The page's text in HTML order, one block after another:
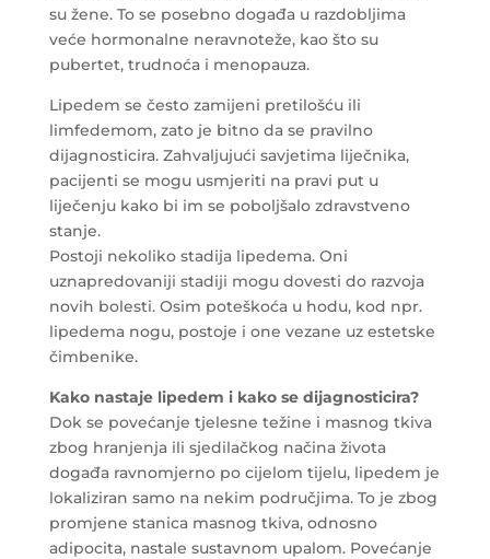
su žene. To se posebno događa u razdobljima
veće hormonalne neravnoteže, kao što su
pubertet, trudnoća i menopauza.
Lipedem se često zamijeni pretilošću ili
limfedemom, zato je bitno da se pravilno
dijagnosticira. Zahvaljujući savjetima liječnika,
pacijenti se mogu usmjeriti na pravi put u
liječenju kako bi im se poboljšalo zdravstveno
stanje.
Postoji nekoliko stadija lipedema. Oni
uznapredovaniji stadiji mogu dovesti do razvoja
novih bolesti. Osim poteškoća u hodu, kod npr.
lipedema nogu, postoje i one vezane uz estetske
čimbenike.
Kako nastaje lipedem i kako se dijagnosticira?
Dok se povećanje tjelesne težine i masnog tkiva
zbog hranjenja ili sjedilačkog načina života
događa ravnomjerno po cijelom tijelu, lipedem je
lokaliziran samo na nekim područjima. To je zbog
promjene stanica masnog tkiva, odnosno
adipocita, nastale sustavnom upalom. Povećanje